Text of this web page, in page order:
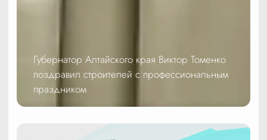
Губернатор Алтайского края Виктор Томенко
поздравил строителей с профессиональным
праздником